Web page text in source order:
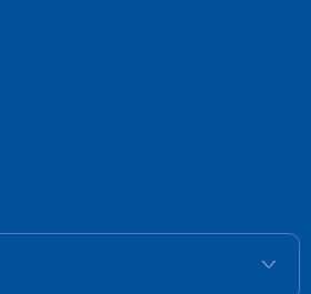
+